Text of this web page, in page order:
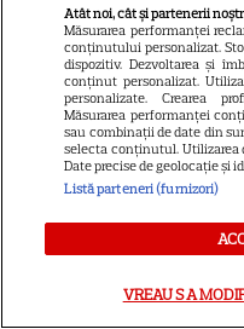
Atât noi, cât și partenerii
Măsurarea performanței
conținutului personalizat.
dispozitiv. Dezvoltarea și
conținut personalizat.
personalizate. Crearea
Măsurarea performanței
sau combinații de date din
selecta conținutul. Utilizarea
Date precise de geolocație și
Listă parteneri (furnizori)
VREAU SA